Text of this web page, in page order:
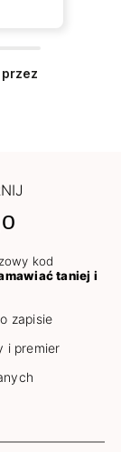
kod
taniej i
zapisie
i premier